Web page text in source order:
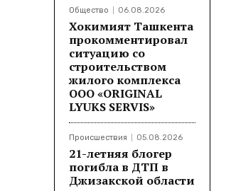
Общество 06.08.2026
Хокимият Ташкента
прокомментировал
ситуацию со
строительством
жилого комплекса
ООО «ORIGINAL
LYUKS SERVIS»
Происшествия 05.08.2026
21-летняя блогер
погибла в ДТП в
Джизакской области